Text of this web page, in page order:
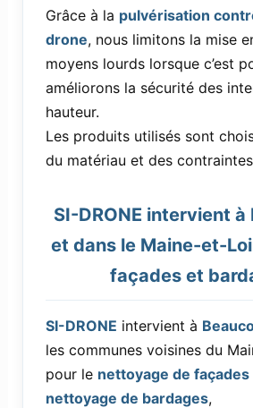
Grâce à la pulvérisation
drone, nous limitons la mise
moyens lourds lorsque c’est
améliorons la sécurité des
hauteur.
Les produits utilisés sont
du matériau et des
SI-DRONE intervient à
et dans le Maine-et-
façades et
SI-DRONE intervient à
les communes voisines du
pour le nettoyage de façades
nettoyage de bardages,